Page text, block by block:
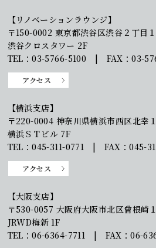
【リノベーションラウンジ】
〒150-0002 東京都渋谷区渋谷２丁目１
渋谷クロスタワー 2F
TEL：03-5766-5100 | FAX：03-
アクセス
【横浜支店】
〒220-0004 神奈川県横浜市西区北幸
横浜ＳＴビル 7F
TEL：045-311-0771 | FAX：045-
アクセス
【大阪支店】
〒530-0057 大阪府大阪市北区曾根崎
JRWD梅新 1F
TEL：06-6364-7711 | FAX：06-